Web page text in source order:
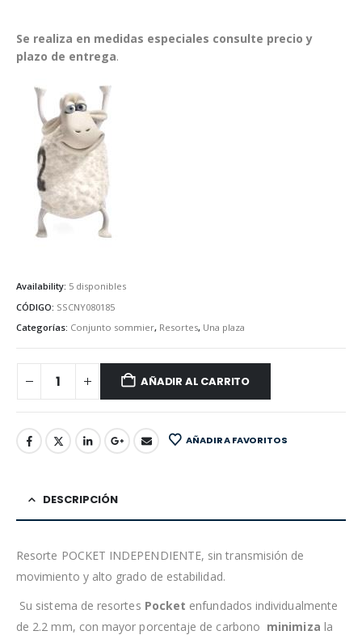
Se realiza en medidas especiales consulte precio y
plazo de entrega.
Availability: 5 disponibles
CÓDIGO: SSCNY080185
Categorías: Conjunto sommier, Resortes, Una plaza
AÑADIR AL CARRITO
AÑADIR A FAVORITOS
DESCRIPCIÓN
Resorte POCKET INDEPENDIENTE, sin transmisión de
movimiento y alto grado de estabilidad.
Su sistema de resortes Pocket enfundados individualmente
de 2.2 mm, con mayor porcentaje de carbono minimiza la